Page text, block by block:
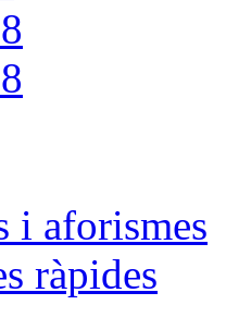
i aforismes
ràpides